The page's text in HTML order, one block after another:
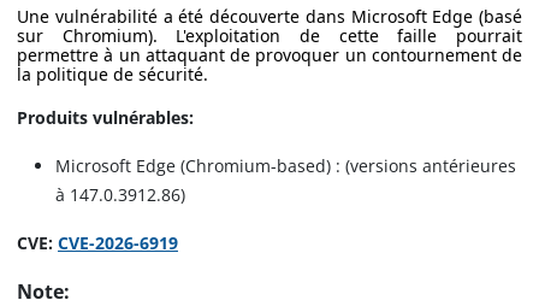
Une vulnérabilité a été découverte dans Microsoft Edge (basé
sur Chromium). L'exploitation de cette faille pourrait
permettre à un attaquant de provoquer un contournement de
la politique de sécurité.
Produits vulnérables:
Microsoft Edge (Chromium-based) : (versions antérieures
à 147.0.3912.86)
CVE: CVE-2026-6919
Note: